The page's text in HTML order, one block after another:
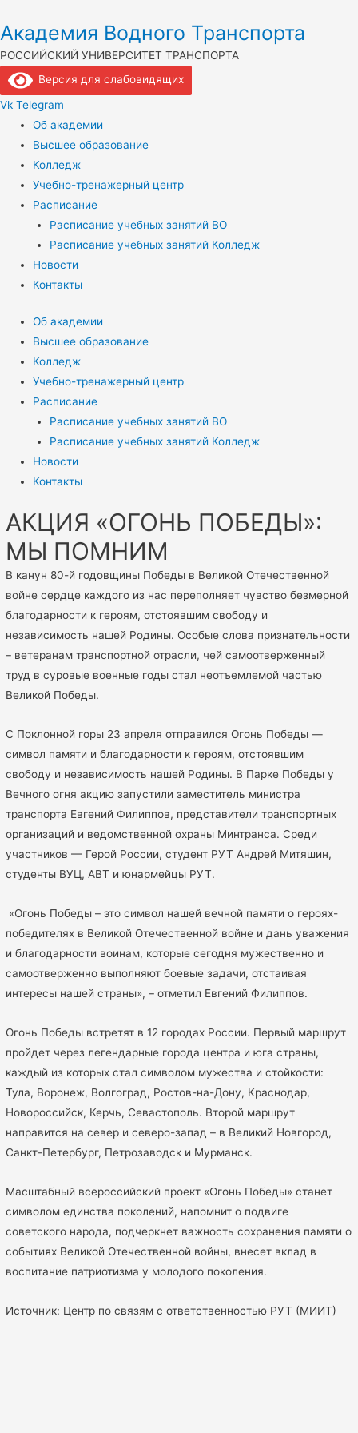
Академия Водного Транспорта
РОССИЙСКИЙ УНИВЕРСИТЕТ ТРАНСПОРТА
Версия для слабовидящих
Vk Telegram
Об академии
Высшее образование
Колледж
Учебно-тренажерный центр
Расписание
Расписание учебных занятий ВО
Расписание учебных занятий Колледж
Новости
Контакты
Об академии
Высшее образование
Колледж
Учебно-тренажерный центр
Расписание
Расписание учебных занятий ВО
Расписание учебных занятий Колледж
Новости
Контакты
АКЦИЯ «ОГОНЬ ПОБЕДЫ»:
МЫ ПОМНИМ
В канун 80-й годовщины Победы в Великой Отечественной
войне сердце каждого из нас переполняет чувство безмерной
благодарности к героям, отстоявшим свободу и
независимость нашей Родины. Особые слова признательности
– ветеранам транспортной отрасли, чей самоотверженный
труд в суровые военные годы стал неотъемлемой частью
Великой Победы.
С Поклонной горы 23 апреля отправился Огонь Победы —
символ памяти и благодарности к героям, отстоявшим
свободу и независимость нашей Родины. В Парке Победы у
Вечного огня акцию запустили заместитель министра
транспорта Евгений Филиппов, представители транспортных
организаций и ведомственной охраны Минтранса. Среди
участников — Герой России, студент РУТ Андрей Митяшин,
студенты ВУЦ, АВТ и юнармейцы РУТ.
«Огонь Победы – это символ нашей вечной памяти о героях-
победителях в Великой Отечественной войне и дань уважения
и благодарности воинам, которые сегодня мужественно и
самоотверженно выполняют боевые задачи, отстаивая
интересы нашей страны», – отметил Евгений Филиппов.
Огонь Победы встретят в 12 городах России. Первый маршрут
пройдет через легендарные города центра и юга страны,
каждый из которых стал символом мужества и стойкости:
Тула, Воронеж, Волгоград, Ростов-на-Дону, Краснодар,
Новороссийск, Керчь, Севастополь. Второй маршрут
направится на север и северо-запад – в Великий Новгород,
Санкт-Петербург, Петрозаводск и Мурманск.
Масштабный всероссийский проект «Огонь Победы» станет
символом единства поколений, напомнит о подвиге
советского народа, подчеркнет важность сохранения памяти о
событиях Великой Отечественной войны, внесет вклад в
воспитание патриотизма у молодого поколения.
Источник: Центр по связям с ответственностью РУТ (МИИТ)